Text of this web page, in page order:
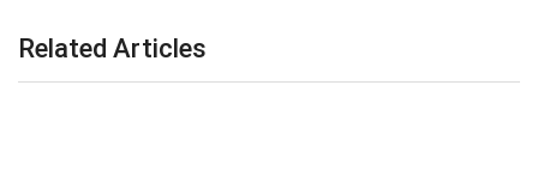
Related Articles